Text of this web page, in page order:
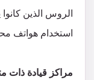
الروس الذين
استخدام هواتف
مراكز قيادة